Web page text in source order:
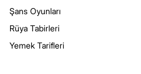
Şans Oyunları
Rüya Tabirleri
Yemek Tarifleri